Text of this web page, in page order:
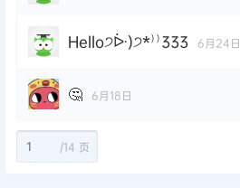
Hello੭ᐕ)੭*⁾⁾333 6月24日
🤔 6月18日
/14 页